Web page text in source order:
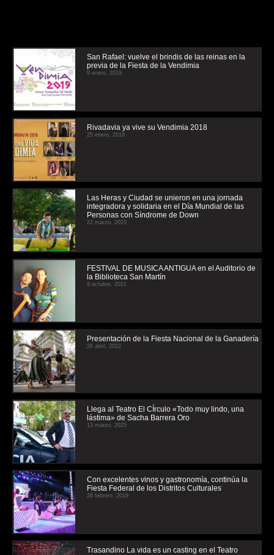
San Rafael: vuelve el brindis de las reinas en la
previa de la Fiesta de la Vendimia
9 enero, 2019
Rivadavia ya vive su Vendimia 2018
25 enero, 2018
Las Heras y Ciudad se unieron en una jornada
integradora y solidaria en el Día Mundial de las
Personas con Síndrome de Down
22 marzo, 2023
FESTIVAL DE MUSICA ANTIGUA en el Auditorio de
la Biblioteca San Martín
9 octubre, 2021
Presentación de la Fiesta Nacional de la Ganadería
26 abril, 2022
Llega al Teatro El CÍrculo «Todo muy lindo, una
lástima» de Sacha Barrera Oro
13 marzo, 2025
Con excelentes vinos y gastronomía, continúa la
Fiesta Federal de los Distritos Culturales
28 febrero, 2019
Trasandino La vida es un casting en el Teatro